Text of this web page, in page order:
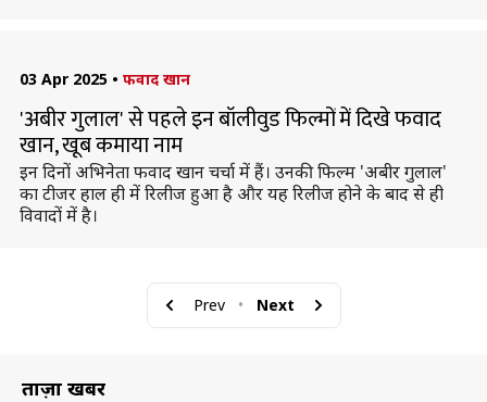
03 Apr 2025 • फवाद खान
'अबीर गुलाल' से पहले इन बॉलीवुड फिल्मों में दिखे फवाद
खान, खूब कमाया नाम
इन दिनों अभिनेता फवाद खान चर्चा में हैं। उनकी फिल्म 'अबीर गुलाल'
का टीजर हाल ही में रिलीज हुआ है और यह रिलीज होने के बाद से ही
विवादों में है।
Prev • Next
ताज़ा खबरें